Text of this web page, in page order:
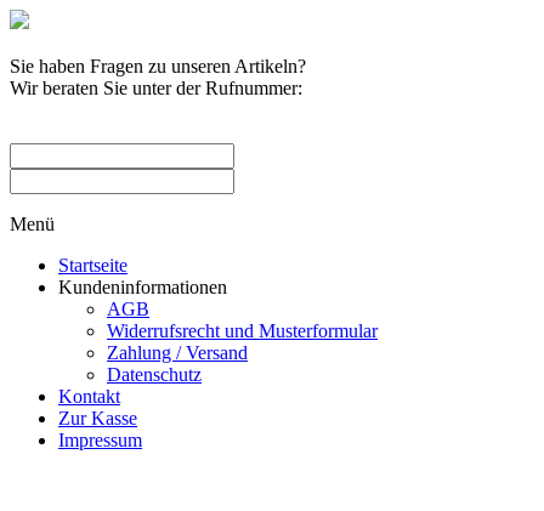
Sie haben Fragen zu unseren Artikeln?
Wir beraten Sie unter der Rufnummer:
Menü
Startseite
Kundeninformationen
AGB
Widerrufsrecht und Musterformular
Zahlung / Versand
Datenschutz
Kontakt
Zur Kasse
Impressum